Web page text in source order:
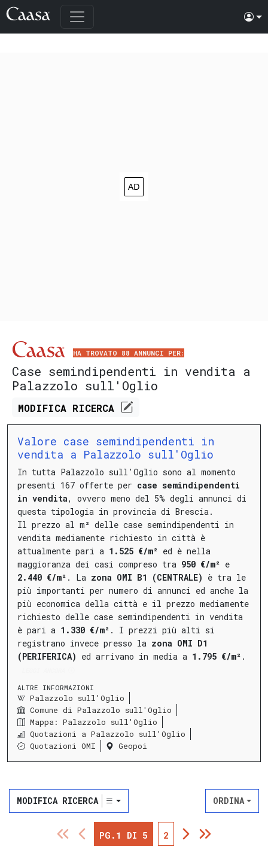
HA TROVATO 88 ANNUNCI PER:
Case semindipendenti in vendita a
Palazzolo sull'Oglio
MODIFICA RICERCA
Valore case semindipendenti in
vendita a Palazzolo sull'Oglio
In tutta Palazzolo sull'Oglio sono al momento
presenti 167 offerte per case semindipendenti
in vendita, ovvero meno del 5% degli annunci di
questa tipologia in provincia di Brescia.
Il prezzo al m² delle case semindipendenti in
vendita mediamente richiesto in città è
attualmente pari a 1.525 €/m² ed è nella
maggioranza dei casi compreso tra 950 €/m² e
2.440 €/m² . La zona OMI B1 (CENTRALE) è tra le
più importanti per numero di annunci ed anche la
più economica della città e il prezzo mediamente
richiesto delle case semindipendenti in vendita
è pari a 1.330 €/m² . I prezzi più alti si
registrano invece presso la zona OMI D1
(PERIFERICA) ed arrivano in media a 1.795 €/m² .
ALTRE INFORMAZIONI
Palazzolo sull'Oglio
Comune di Palazzolo sull'Oglio
Mappa: Palazzolo sull'Oglio
Quotazioni a Palazzolo sull'Oglio
Quotazioni OMI
Geopoi
MODIFICA RICERCA ORDINA
PG.1 DI 5 2